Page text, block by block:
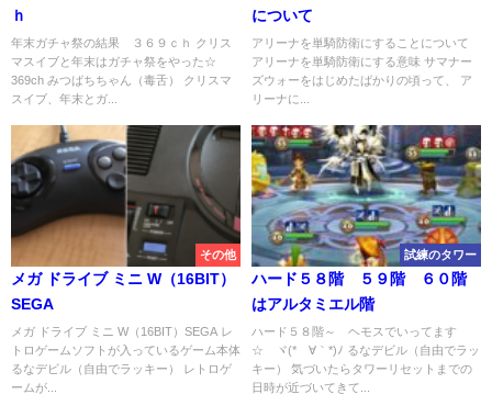
ｈ
年末ガチャ祭の結果 ３６９ｃｈ クリス
マスイブと年末はガチャ祭をやった☆
369ch みつばちちゃん（毒舌） クリスマ
スイブ、年末とガ...
について
アリーナを単騎防衛にすることについて
アリーナを単騎防衛にする意味 サマナー
ズウォーをはじめたばかりの頃って、 ア
リーナに...
その他
メガ ドライブ ミニ W（16BIT）
SEGA
メガ ドライブ ミニ W（16BIT）SEGA レ
トロゲームソフトが入っているゲーム本体
るなデビル（自由でラッキー） レトロゲ
ームが...
試練のタワー
ハード５８階 ５９階 ６０階
はアルタミエル階
ハード５８階～ ヘモスでいってます
☆ ヾ(*´∀｀*)ﾉ るなデビル（自由でラッ
キー） 気づいたらタワーリセットまでの
日時が近づいてきて...